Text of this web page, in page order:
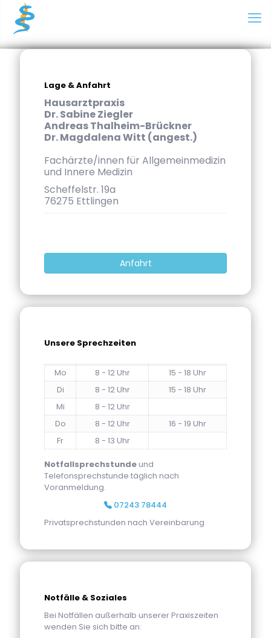
Lage & Anfahrt
Hausarztpraxis
Dr. Sabine Ziegler
Andreas Thalheim-Brückner
Dr. Magdalena Witt (angest.)
Fachärzte/innen für Allgemeinmedizin
und Innere Medizin
Scheffelstr. 19a
76275 Ettlingen
Anfahrt
Unsere Sprechzeiten
Mo 8 - 12 Uhr
15 - 18 Uhr
Di
8 - 12 Uhr
15 - 18 Uhr
Mi
8 - 12 Uhr
Do
8 - 12 Uhr
16 - 19 Uhr
Fr
8 - 13 Uhr
Notfallsprechstundeund
Telefonsprechstunde täglich nach
Voranmeldung.
07243 78444
Privatsprechstunden nach Vereinbarung
Notfälle & Soziales
Bei Notfällen außerhalb unserer Praxiszeiten
wenden Sie sich bitte an: